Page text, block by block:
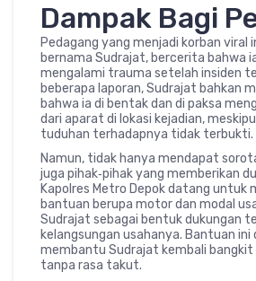
Dampak Bagi
Pedagang yang menjadi korban viral
bernama Sudrajat, bercerita bahwa
mengalami trauma setelah insiden
beberapa laporan, Sudrajat bahkan
bahwa ia di bentak dan di paksa
dari aparat di lokasi kejadian,
tuduhan terhadapnya tidak terbukti.
Namun, tidak hanya mendapat
juga pihak‑pihak yang memberikan
Kapolres Metro Depok datang untuk
bantuan berupa motor dan modal
Sudrajat sebagai bentuk dukungan
kelangsungan usahanya. Bantuan
membantu Sudrajat kembali bangkit
tanpa rasa takut.